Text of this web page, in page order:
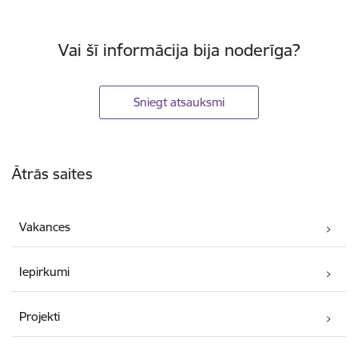
Vai šī informācija bija noderīga?
Sniegt atsauksmi
Ātrās saites
Vakances
Iepirkumi
Projekti